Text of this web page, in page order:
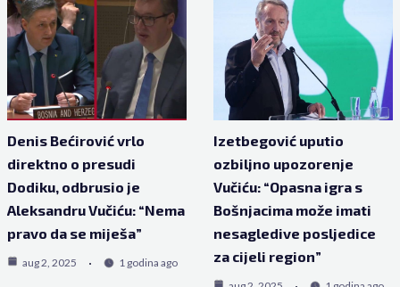
Denis Bećirović vrlo
direktno o presudi
Dodiku, odbrusio je
Aleksandru Vučiću: “Nema
pravo da se miješa”
aug 2, 2025 1 godina ago
Izetbegović uputio
ozbiljno upozorenje
Vučiću: “Opasna igra s
Bošnjacima može imati
nesagledive posljedice
za cijeli region”